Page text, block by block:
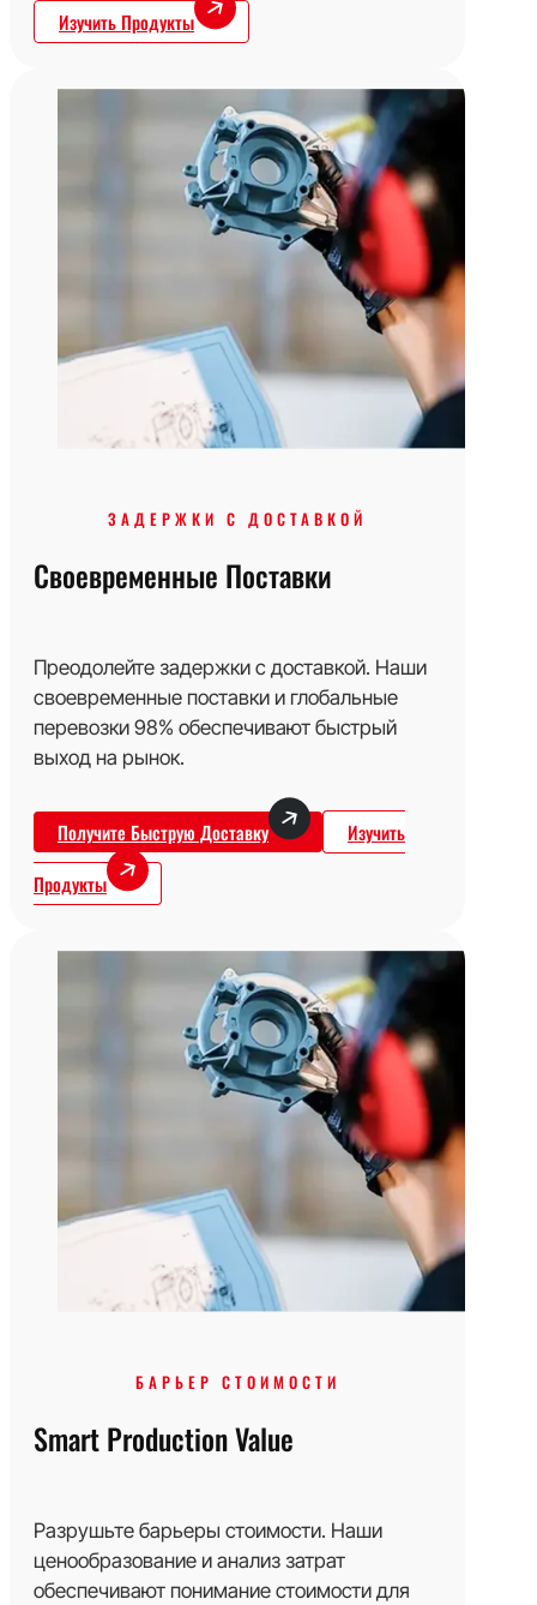
Изучить Продукты
ЗАДЕРЖКИ С ДОСТАВКОЙ
Своевременные Поставки
Преодолейте задержки с доставкой. Наши
своевременные поставки и глобальные
перевозки 98% обеспечивают быстрый
выход на рынок.
Получите Быструю Доставку
Изучить
Продукты
БАРЬЕР СТОИМОСТИ
Smart Production Value
Разрушьте барьеры стоимости. Наши
ценообразование и анализ затрат
обеспечивают понимание стоимости для